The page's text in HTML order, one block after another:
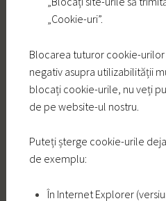
„Cookie-uri”.
Blocarea tuturor cookie-
negativ asupra utilizabilității
blocați cookie-urile, nu veți
de pe website-ul nostru.
Puteți șterge cookie-urile
de exemplu:
În Internet Explorer